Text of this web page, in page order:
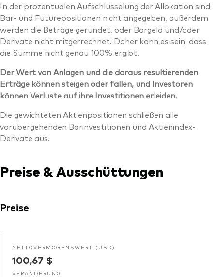
In der prozentualen Aufschlüsselung der Allokation sind
Bar- und Futurepositionen nicht angegeben, außerdem
werden die Beträge gerundet, oder Bargeld und/oder
Derivate nicht mitgerrechnet. Daher kann es sein, dass
die Summe nicht genau 100% ergibt.
Der Wert von Anlagen und die daraus resultierenden
Erträge können steigen oder fallen, und Investoren
können Verluste auf ihre Investitionen erleiden.
Die gewichteten Aktienpositionen schließen alle
vorübergehenden Barinvestitionen und Aktienindex-
Derivate aus.
Preise & Ausschüttungen
Preise
NETTOVERMÖGENSWERT (USD)
100,67 $
VERÄNDERUNG